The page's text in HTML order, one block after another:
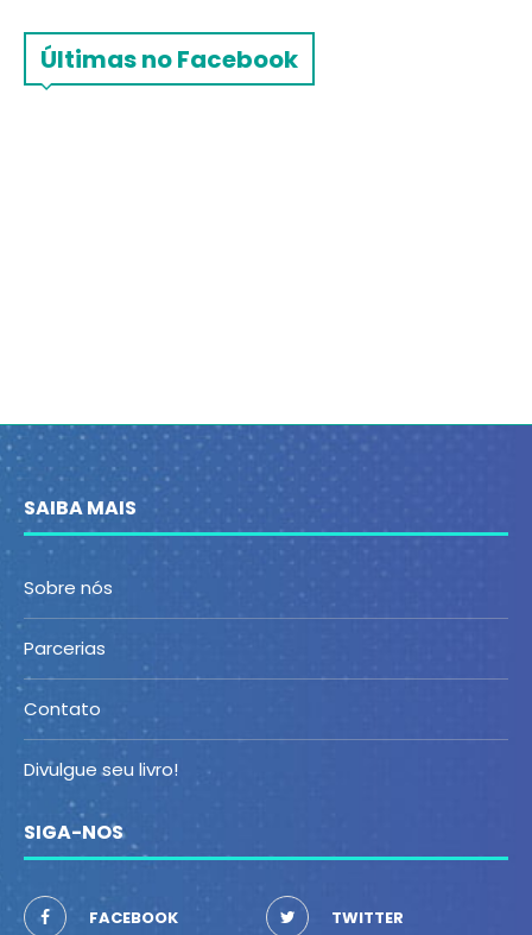
Últimas no Facebook
SAIBA MAIS
Sobre nós
Parcerias
Contato
Divulgue seu livro!
SIGA-NOS
FACEBOOK TWITTER